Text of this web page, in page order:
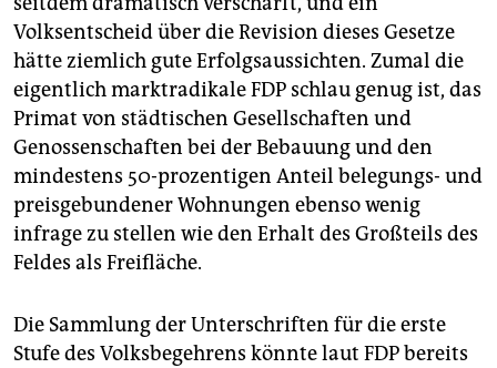
Volksentscheid über die Revision dieses Gesetze
hätte ziemlich gute Erfolgsaussichten. Zumal die
eigentlich marktradikale FDP schlau genug ist, das
Primat von städtischen Gesellschaften und
Genossenschaften bei der Bebauung und den
mindestens 50-prozentigen Anteil belegungs- und
preisgebundener Wohnungen ebenso wenig
infrage zu stellen wie den Erhalt des Großteils des
Feldes als Freifläche.
Die Sammlung der Unterschriften für die erste
Stufe des Volksbegehrens könnte laut FDP bereits